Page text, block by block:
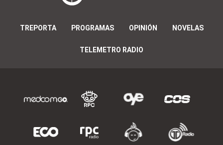
TREPORTA PROGRAMAS OPINIÓN NOVELAS
TELEMETRO RADIO